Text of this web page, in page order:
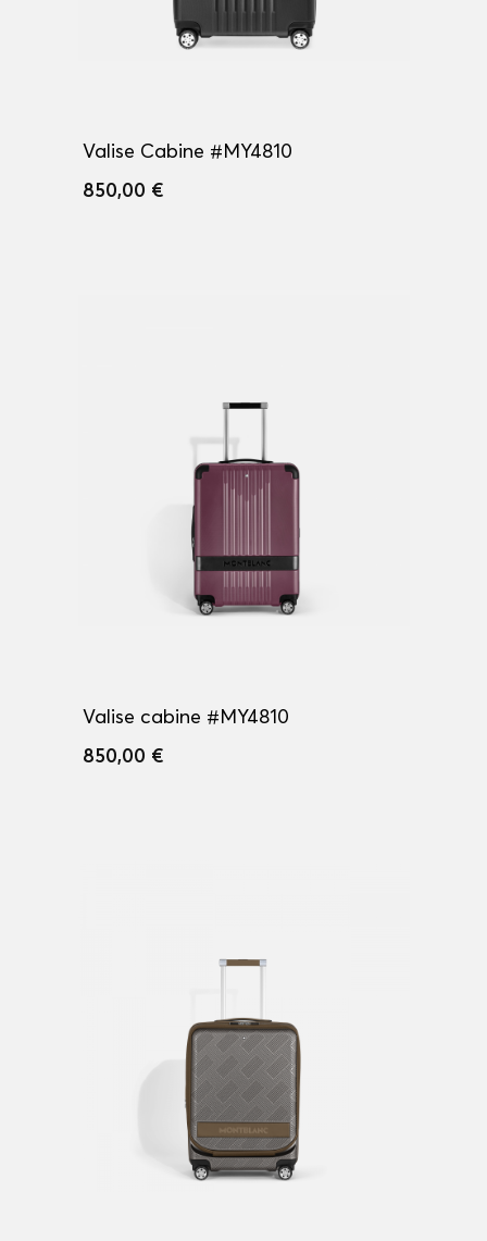
Valise Cabine #MY4810
850,00 €
Valise cabine #MY4810
850,00 €